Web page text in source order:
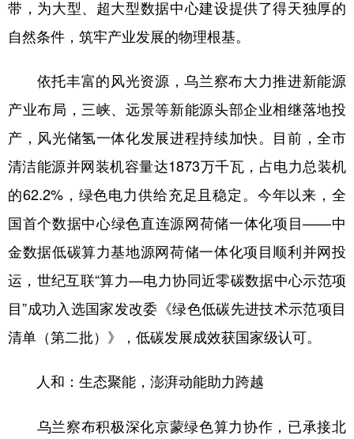
带，为大型、超大型数据中心建设提供了得天独厚的
自然条件，筑牢产业发展的物理根基。
依托丰富的风光资源，乌兰察布大力推进新能源
产业布局，三峡、远景等新能源头部企业相继落地投
产，风光储氢一体化发展进程持续加快。目前，全市
清洁能源并网装机容量达1873万千瓦，占电力总装机
的62.2%，绿色电力供给充足且稳定。今年以来，全
国首个数据中心绿色直连源网荷储一体化项目——中
金数据低碳算力基地源网荷储一体化项目顺利并网投
运，世纪互联“算力—电力协同近零碳数据中心示范项
目”成功入选国家发改委《绿色低碳先进技术示范项目
清单（第二批）》，低碳发展成效获国家级认可。
人和：生态聚能，澎湃动能助力跨越
乌兰察布积极深化京蒙绿色算力协作，已承接北